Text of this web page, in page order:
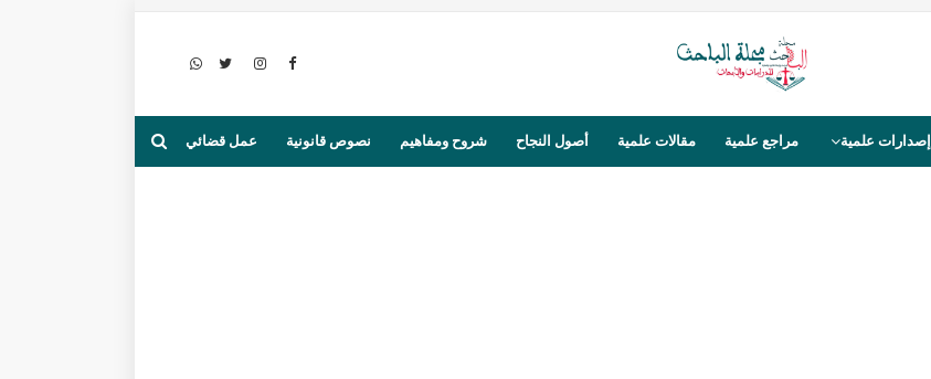
إصدارات علمية مراجع علمية مقالات علمية أصول النجاح شروح ومفاهيم نصوص قانونية عمل قضائي